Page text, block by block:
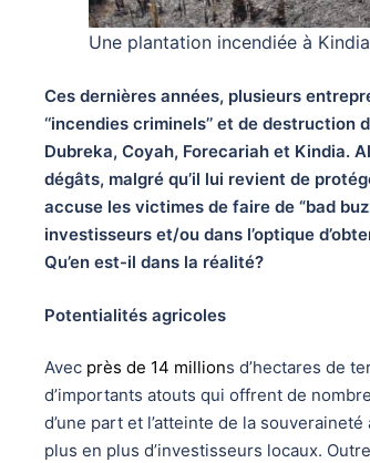
Une plantation incendiée à
Ces dernières années, plusieurs
‘‘incendies criminels’’ et de
Dubreka, Coyah, Forecariah et Kindia.
dégâts, malgré qu’il lui revient de
accuse les victimes de faire de “bad
investisseurs et/ou dans l’optique
Qu’en est-il dans la réalité?
Potentialités agricoles
Avec près de 14 millions d’hectares de
d’importants atouts qui offrent de
d’une part et l’atteinte de la
plus en plus d’investisseurs locaux.